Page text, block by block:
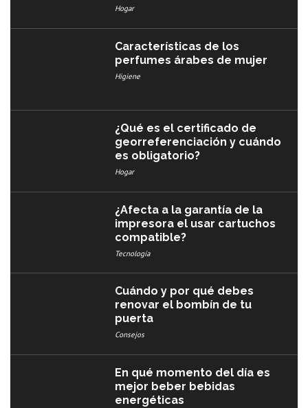
Hogar
Características de los
perfumes árabes de mujer
Higiene
¿Qué es el certificado de
georreferenciación y cuándo
es obligatorio?
Hogar
¿Afecta a la garantía de la
impresora el usar cartuchos
compatible?
Tecnología
Cuándo y por qué debes
renovar el bombín de tu
puerta
Consejos
En qué momento del día es
mejor beber bebidas
energéticas